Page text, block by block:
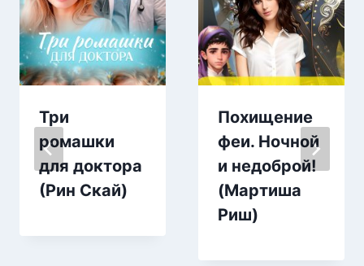
Три
ромашки
для доктора
(Рин Скай)
Похищение
феи. Ночной
и недоброй!
(Мартиша
Риш)